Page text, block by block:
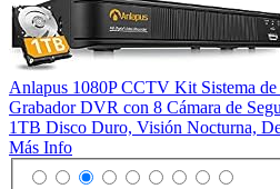
Anlapus 1080P CCTV Kit Sistema
Grabador DVR con 8 Cámara de
1TB Disco Duro, Visión Nocturna,
Más Info